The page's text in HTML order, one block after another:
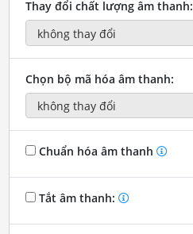
Thay đổi chất lượng âm thanh:
Chọn bộ mã hóa âm thanh:
Chuẩn hóa âm thanh
Tắt âm thanh: